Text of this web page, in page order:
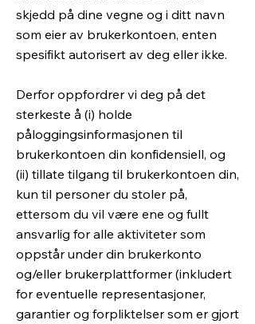
skjedd på dine vegne og i ditt navn
som eier av brukerkontoen, enten
spesifikt autorisert av deg eller ikke.
​Derfor oppfordrer vi deg på det
sterkeste å (i) holde
påloggingsinformasjonen til
brukerkontoen din konfidensiell, og
(ii) tillate tilgang til brukerkontoen din,
kun til personer du stoler på,
ettersom du vil være ene og fullt
ansvarlig for alle aktiviteter som
oppstår under din brukerkonto
og/eller brukerplattformer (inkludert
for eventuelle representasjoner,
garantier og forpliktelser som er gjort